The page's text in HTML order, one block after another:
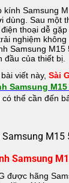
kính Samsung
dùng. Sau một
thoại dễ
nghiệm
Samsung M15
đầu của thiết bị.
viết này, Sài
Samsung M15
thể cần đến
M15
Samsung
được hãng